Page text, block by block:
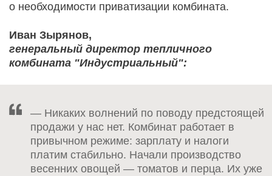
о необходимости приватизации комбината.
Иван Зырянов,
генеральный директор тепличного
комбината "Индустриальный":
— Никаких волнений по поводу предстоящей
продажи у нас нет. Комбинат работает в
привычном режиме: зарплату и налоги
платим стабильно. Начали производство
весенних овощей — томатов и перца. Их уже